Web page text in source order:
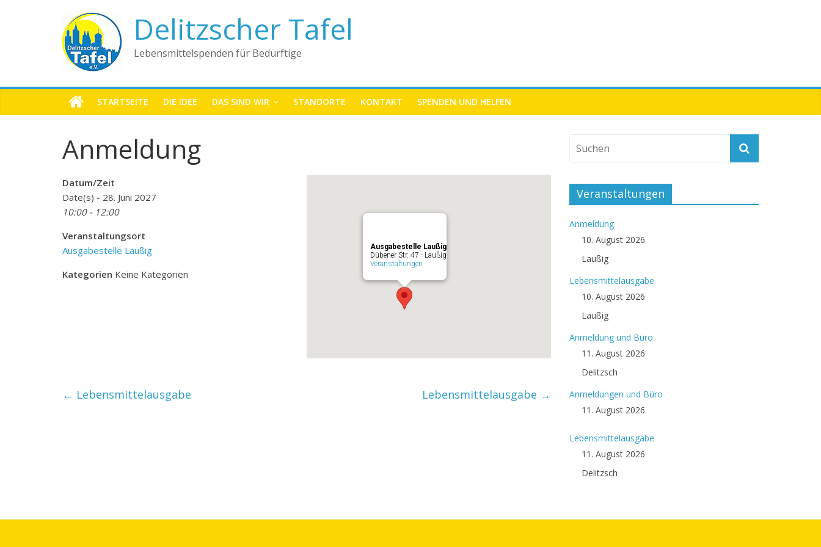
Delitzscher Tafel
Lebensmittelspenden für Bedürftige
STARTSEITE DIE IDEE DAS SIND WIR STANDORTE KONTAKT SPENDEN UND HELFEN
Anmeldung
Ausgabestelle Laußig
Dübener Str. 47 - Laußig
Veranstaltungen
Datum/Zeit
Date(s) - 28. Juni 2027
10:00 - 12:00
Veranstaltungsort
Ausgabestelle Laußig
Kategorien Keine Kategorien
← Lebensmittelausgabe Lebensmittelausgabe →
Veranstaltungen
Anmeldung
10. August 2026
Laußig
Lebensmittelausgabe
10. August 2026
Laußig
Anmeldung und Büro
11. August 2026
Delitzsch
Anmeldungen und Büro
11. August 2026
Lebensmittelausgabe
11. August 2026
Delitzsch